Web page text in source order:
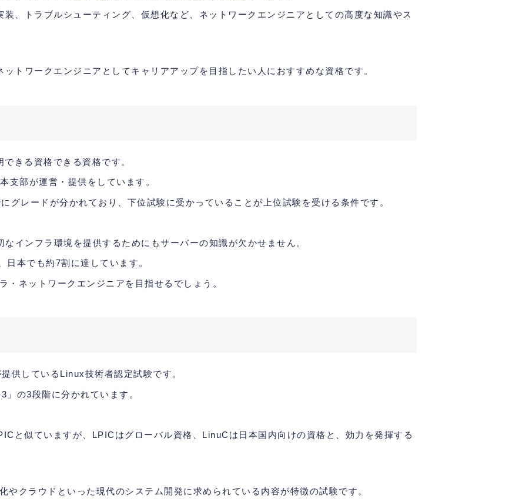
、トラブルシューティング、仮想化など、ネットワークエンジニアとしての高度な知識やス
トワークエンジニアとしてキャリアアップを目指したい人におすすめな資格です。
きる資格できる資格です。
支部が運営・提供をしています。
グレードが分かれており、下位試験に受かっていることが上位試験を受ける条件です。
インフラ環境を提供するためにもサーバーの知識が欠かせません。
本でも約7割に達しています。
ネットワークエンジニアを目指せるでしょう。
供しているLinux技術者認定試験です。
の3段階に分かれています。
と似ていますが、LPICはグローバル資格、LinuCは日本国内向けの資格と、効力を発揮する
やクラウドといった現代のシステム開発に求められている内容が特徴の試験です。